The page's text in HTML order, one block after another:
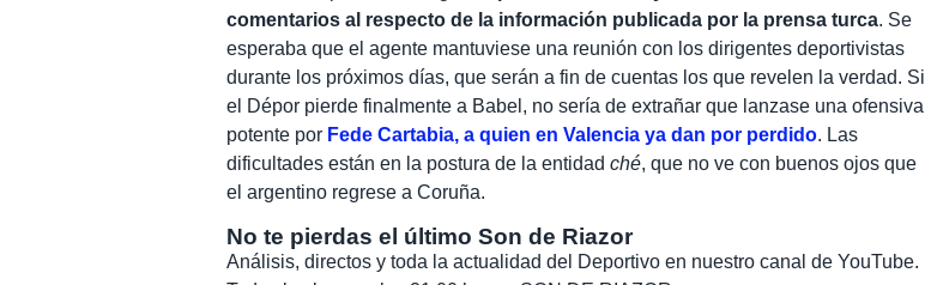
comentarios al respecto de la información publicada por la prensa turca. Se
esperaba que el agente mantuviese una reunión con los dirigentes deportivistas
durante los próximos días, que serán a fin de cuentas los que revelen la verdad. Si
el Dépor pierde finalmente a Babel, no sería de extrañar que lanzase una ofensiva
potente por Fede Cartabia, a quien en Valencia ya dan por perdido. Las
dificultades están en la postura de la entidadché, que no ve con buenos ojos que
el argentino regrese a Coruña.
No te pierdas el último Son de Riazor
Análisis, directos y toda la actualidad del Deportivo en nuestro canal de YouTube.